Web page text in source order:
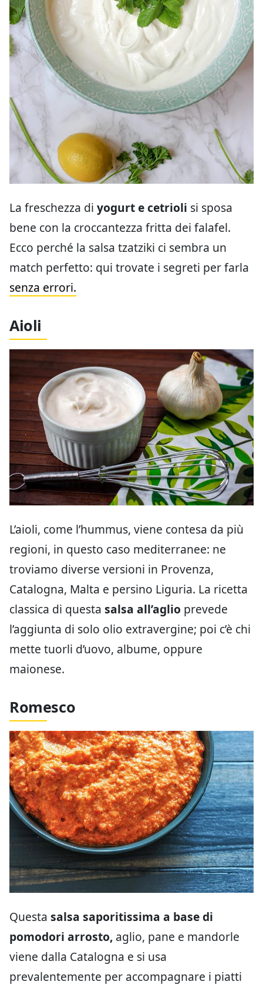
La freschezza di yogurt e cetrioli si sposa
bene con la croccantezza fritta dei falafel.
Ecco perché la salsa tzatziki ci sembra un
match perfetto: qui trovate i segreti per farla
senza errori.
Aioli
L’aioli, come l’hummus, viene contesa da più
regioni, in questo caso mediterranee: ne
troviamo diverse versioni in Provenza,
Catalogna, Malta e persino Liguria. La ricetta
classica di questa salsa all’aglio prevede
l’aggiunta di solo olio extravergine; poi c’è chi
mette tuorli d’uovo, albume, oppure
maionese.
Romesco
Questa salsa saporitissima a base di
pomodori arrosto, aglio, pane e mandorle
viene dalla Catalogna e si usa
prevalentemente per accompagnare i piatti